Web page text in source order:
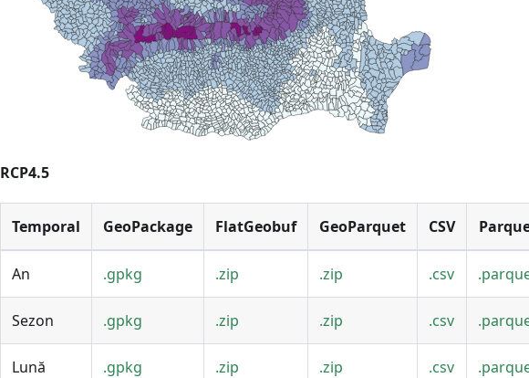
RCP4.5
Temporal GeoPackage FlatGeobuf GeoParquet CSV
An .gpkg .zip .zip .csv
Sezon .gpkg .zip .zip .csv
Lună .gpkg .zip .zip .csv